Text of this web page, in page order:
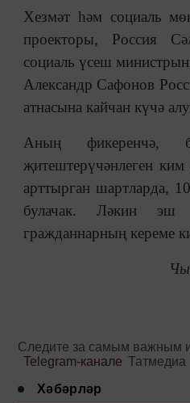
Хезмәт һәм социаль
проекторы, Россия
социаль үсеш
Александр Сафонов
атнасына кайчан күчә
Аның фикеренчә,
җитештерүчәнлеген
арттырган шартларда,
булачак. Ләкин эш
гражданнарның кереме
Следите за самым важным
Telegram-канале Татмедиа
Хәбәрләр